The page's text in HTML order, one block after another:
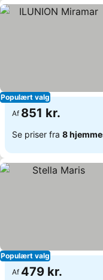
Populært valg
Af 851 kr.
Se priser fra 8
Populært valg
Af 479 kr.